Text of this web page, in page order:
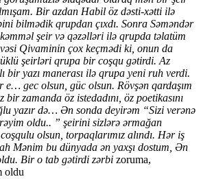
Bir azdan Habil öz dəsti-xətti ilə
bilmədik qrupdan çıxdı. Sonra Səməndər
şeir və qəzəlləri ilə qrupda təlatüm
Qivaminin çox keçmədi ki, onun da
şeirləri qrupa bir coşqu gətirdi. Az
bir yazı manerası ilə qrupa yeni ruh verdi.
gec olsun, güc olsun. Rövşən qardaşım
zamanda öz istedadını, öz poetikasını
yazır də… Ən sonda deyirəm “Sizi verənə
oldu.. ” şeirini sizlərə ərmağan
olsun, torpaqlarımız alındı. Hər iş
Mənim bu dünyada ən yaxşı dostum, Ən
Bir o tab gətirdi zərbi zoruma,
oldu